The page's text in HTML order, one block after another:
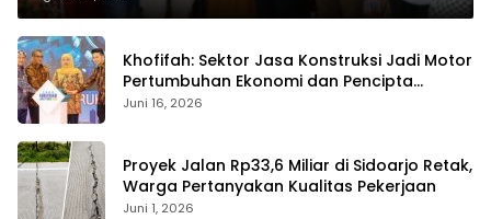
Khofifah: Sektor Jasa Konstruksi Jadi Motor
Pertumbuhan Ekonomi dan Pencipta
Lapangan Kerja
Juni 16, 2026
Proyek Jalan Rp33,6 Miliar di Sidoarjo Retak,
Warga Pertanyakan Kualitas Pekerjaan
Juni 1, 2026